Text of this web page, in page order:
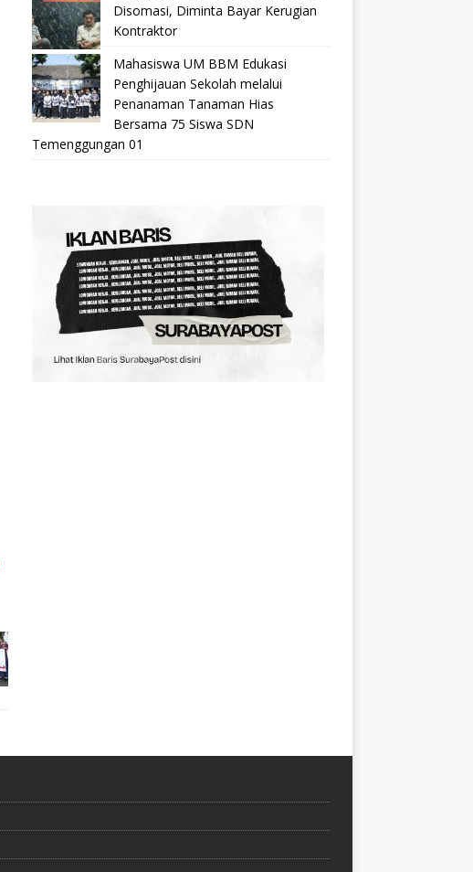
Disomasi, Diminta Bayar Kerugian
Kontraktor
Mahasiswa UM BBM Edukasi
Penghijauan Sekolah melalui
Penanaman Tanaman Hias
Bersama 75 Siswa SDN
Temenggungan 01